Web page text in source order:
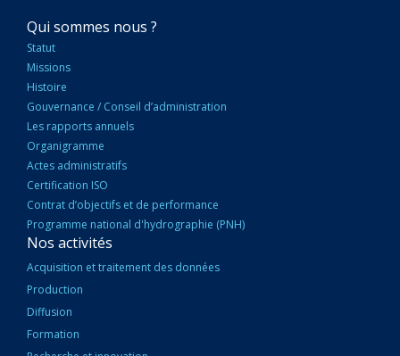
NAVIGATION
PRINCIPALE
Qui sommes nous ?
Statut
Missions
Histoire
Gouvernance / Conseil d’administration
Les rapports annuels
Organigramme
Actes administratifs
Certification ISO
Contrat d’objectifs et de performance
Programme national d'hydrographie (PNH)
Nos activités
Acquisition et traitement des données
Production
Diffusion
Formation